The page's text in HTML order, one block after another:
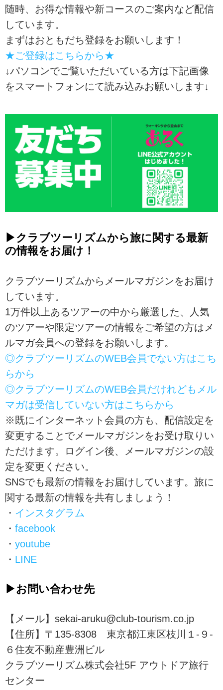
共にあるくフラワー登山ツアー！
植物のみならず、桜や山野草な
ど、全国四季折々、旬の花々を観
賞しな...
ートします
東京出発・涸沢カールツアー共通
⭐登山ガイドと添乗員のダブルサ
ポート
安心・安全な登山を第一に、10名
様ごとにガイドまたは添乗員が同
行。
かけてゆっくりと登ります。
⭐登山口まで貸切バスで楽々移動
新宿から...
花々が咲き、四季ごとにまったく
違う表情を見せてくれます。
なるため、事前準備が快適さを左
右する場所。
ここでは、初めての方でも安心し
て楽しめるよう、季節別の服装・
持ち物・気温・歩き方のポイント
尾瀬の木道（イメージ）
尾瀬は、標高1,400m前後＝「高原
の気候」で、平地より5〜10℃ほど
気温が低いのが特徴。
東京が“初夏”でも、尾瀬は“春〜晩
秋”の気温とい...
随時、お得な情報や新コースのご案内など配信
しています。
まずはおともだち登録をお願いします！
★ご登録はこちらから★
↓パソコンでご覧いただいている方は下記画像
をスマートフォンにて読み込みお願いします↓
▶クラブツーリズムから旅に関する最新
の情報をお届け！
クラブツーリズムからメールマガジンをお届け
しています。
1万件以上あるツアーの中から厳選した、人気
のツアーや限定ツアーの情報をご希望の方はメ
ルマガ会員への登録をお願いします。
◎クラブツーリズムのWEB会員でない方はこち
らから
◎クラブツーリズムのWEB会員だけれどもメル
マガは受信していない方はこちらから
※既にインターネット会員の方も、配信設定を
変更することでメールマガジンをお受け取りい
ただけます。ログイン後、メールマガジンの設
定を変更ください。
SNSでも最新の情報をお届けしています。旅に
関する最新の情報を共有しましょう！
・ インスタグラム
・ facebook
・ youtube
・ LINE
▶お問い合わせ先
【メール】sekai-aruku@club-tourism.co.jp
【住所】〒135-8308 東京都江東区枝川１-９-
６住友不動産豊洲ビル
クラブツーリズム株式会社5F アウトドア旅行
センター